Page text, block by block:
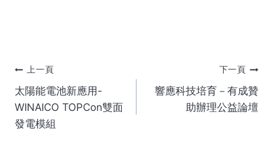
文
章
上一頁
太陽能電池新應用-
WINAICO TOPCon雙面
發電模組
下一頁
響應科技培育－有成贊
助辦理公益論壇